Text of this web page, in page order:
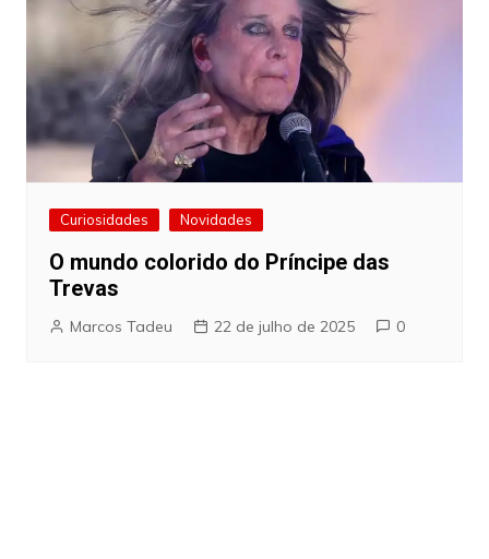
Curiosidades Novidades
O mundo colorido do Príncipe das
Trevas
Marcos Tadeu 22 de julho de 2025 0